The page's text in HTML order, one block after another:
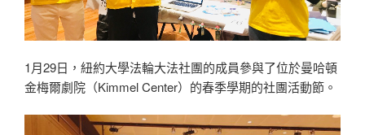
1月29日，紐約大學法輪大法社團的成員參與了位於曼哈頓
金梅爾劇院（Kimmel Center）的春季學期的社團活動節。